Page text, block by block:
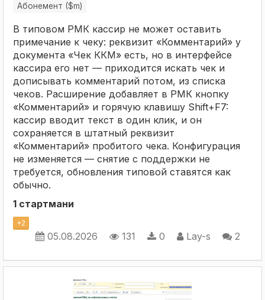
Абонемент ($m)
В типовом РМК кассир не может оставить
примечание к чеку: реквизит «Комментарий» у
документа «Чек ККМ» есть, но в интерфейсе
кассира его нет — приходится искать чек и
дописывать комментарий потом, из списка
чеков. Расширение добавляет в РМК кнопку
«Комментарий» и горячую клавишу Shift+F7:
кассир вводит текст в один клик, и он
сохраняется в штатный реквизит
«Комментарий» пробитого чека. Конфигурация
не изменяется — снятие с поддержки не
требуется, обновления типовой ставятся как
обычно.
1 стартмани
+2
05.08.2026 131 0 Lay-s 2